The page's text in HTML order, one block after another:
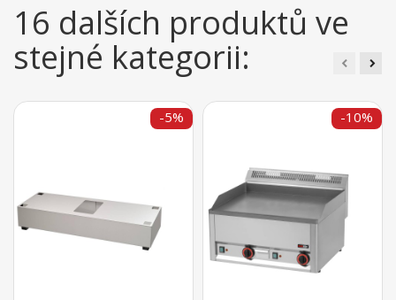
16 dalších produktů ve
stejné kategorii:
-5% -10%